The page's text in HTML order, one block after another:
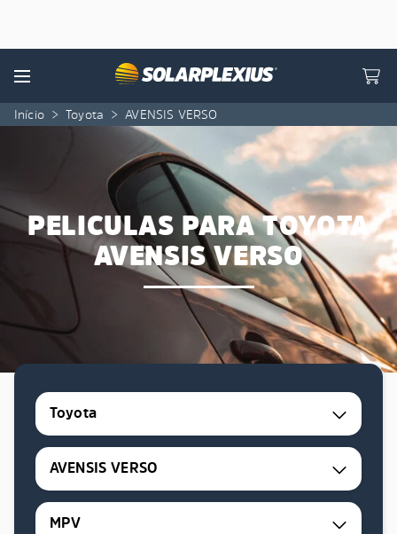
Menu
Início > Toyota > AVENSIS VERSO
PELICULAS PARA TOYOTA
AVENSIS VERSO
Toyota
AVENSIS VERSO
MPV